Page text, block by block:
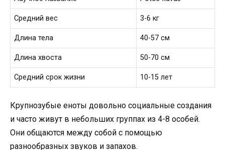
Средний вес 3-6 кг
Длина тела 40-57 см
Длина хвоста 50-70 см
Средний срок жизни 10-15 лет
Крупнозубые еноты довольно социальные создания
и часто живут в небольших группах из 4-8 особей.
Они общаются между собой с помощью
разнообразных звуков и запахов.